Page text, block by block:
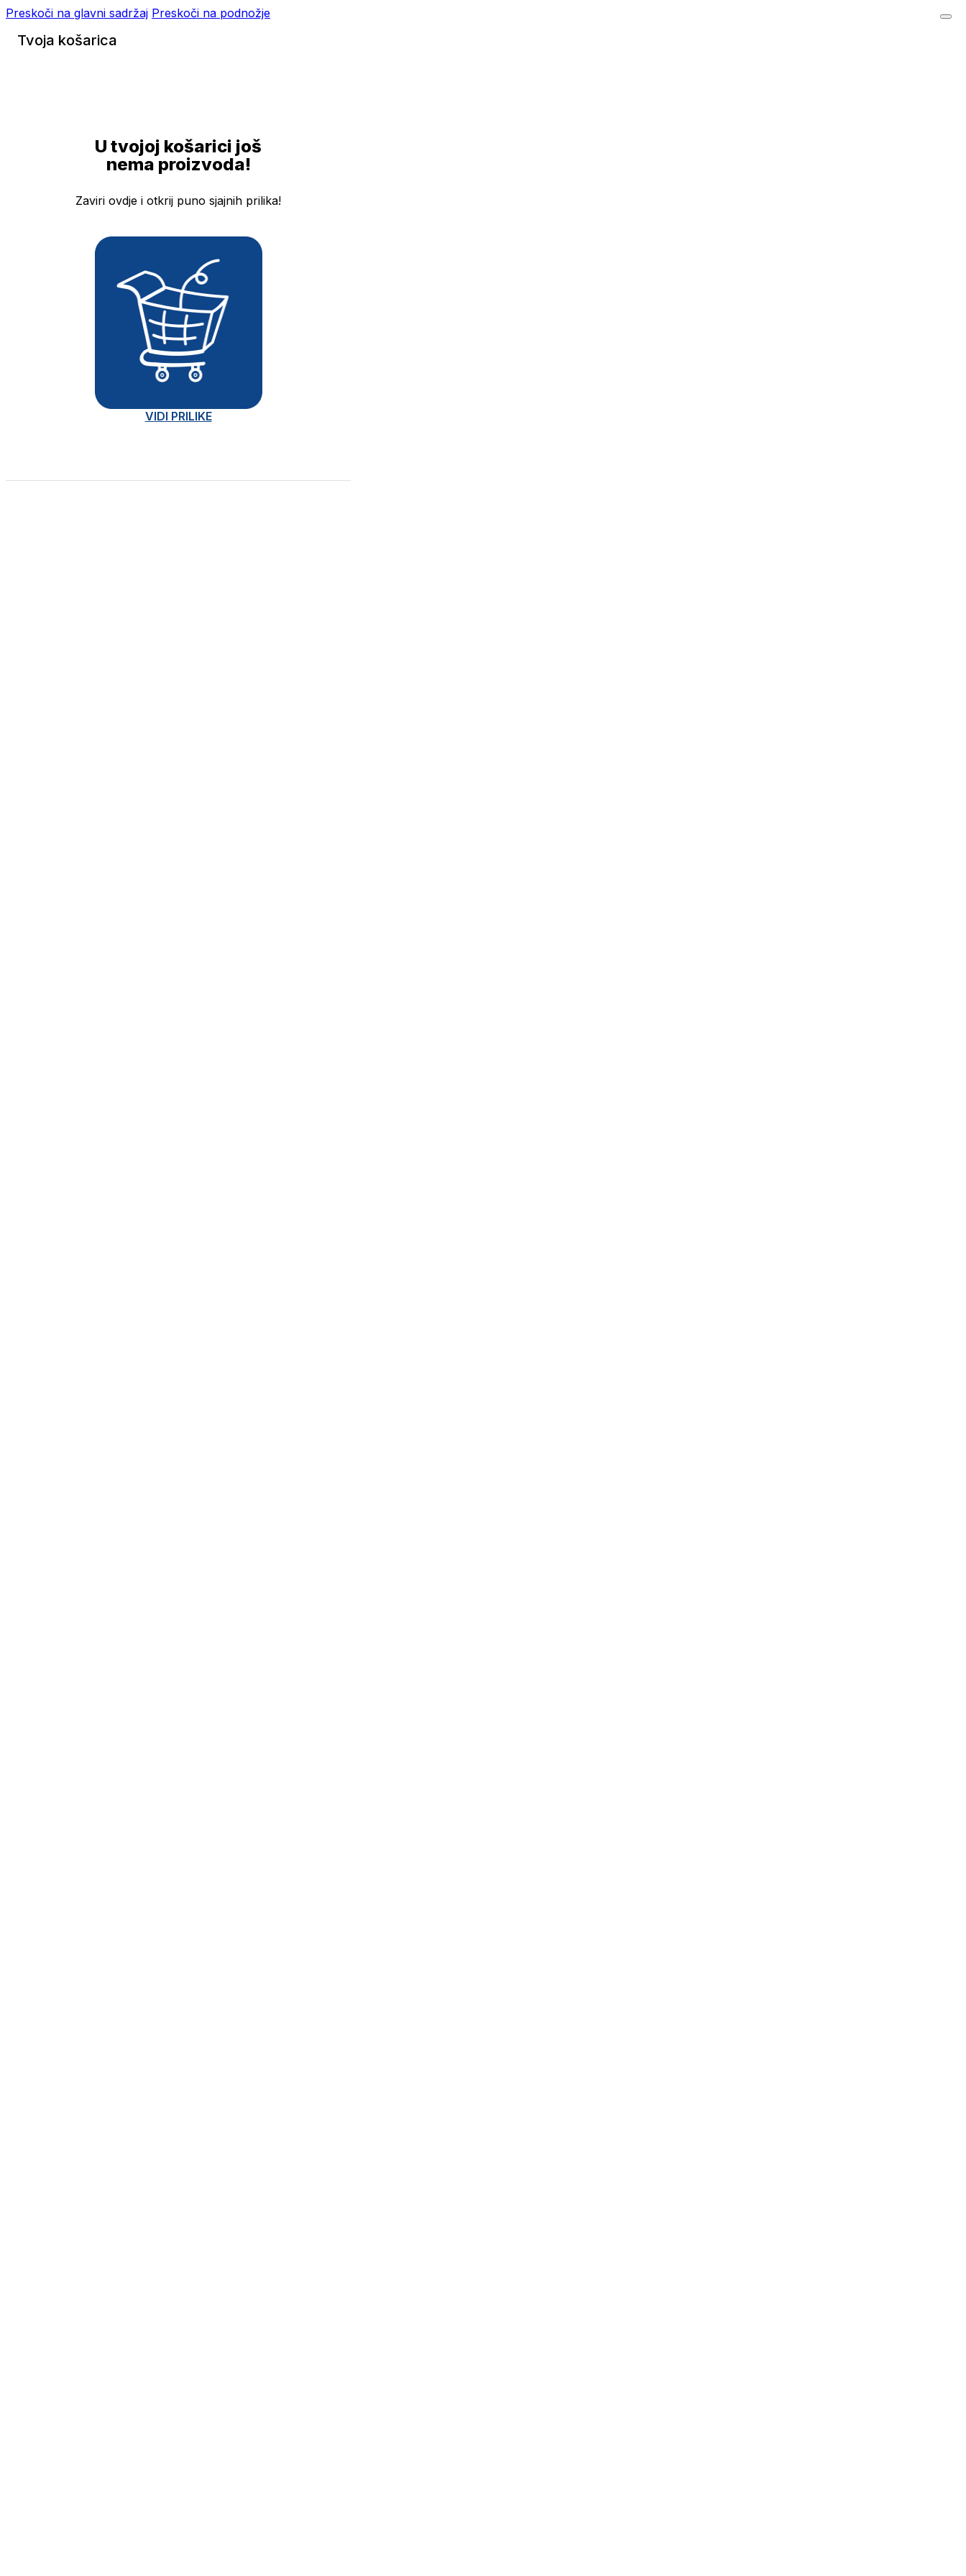
Preskoči na glavni sadržaj Preskoči na podnožje
Tvoja košarica
U tvojoj košarici još
nema proizvoda!
Zaviri ovdje i otkrij puno sjajnih prilika!
VIDI PRILIKE